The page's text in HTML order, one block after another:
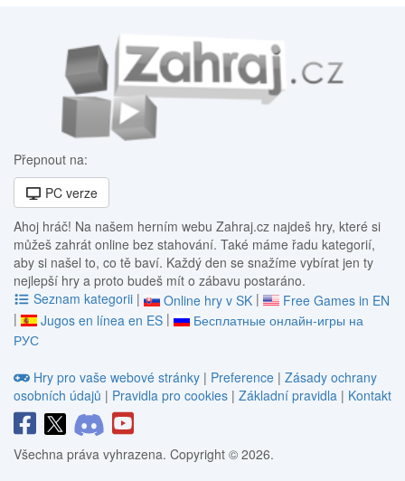
Přepnout na:
PC verze
Ahoj hráč! Na našem herním webu Zahraj.cz najdeš hry, které si
můžeš zahrát online bez stahování. Také máme řadu kategorií,
aby si našel to, co tě baví. Každý den se snažíme vybírat jen ty
nejlepší hry a proto budeš mít o zábavu postaráno.
Seznam kategorii | Online hry v SK |
Free Games in EN
|
Jugos en línea en ES |
Бесплатные онлайн-игры на
РУС
Hry pro vaše webové stránky | Preference | Zásady ochrany
osobních údajů | Pravidla pro cookies | Základní pravidla | Kontakt
Všechna práva vyhrazena. Copyright © 2026.